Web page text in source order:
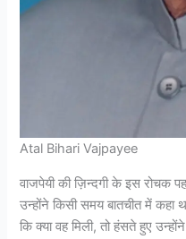
Atal Bihari Vajpayee
वाजपेयी की ज़िन्दगी के इस रोचक
उन्होंने किसी समय बातचीत में कहा
कि क्या वह मिली, तो हंसते हुए